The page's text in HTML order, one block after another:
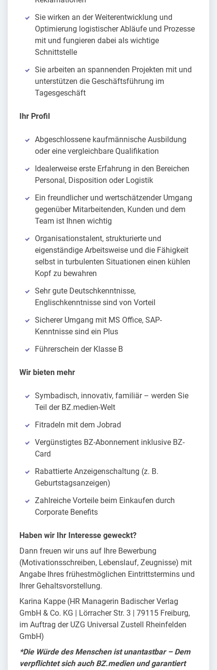
Sie wirken an der Weiterentwicklung und
Optimierung logistischer Abläufe und Prozesse
mit und fungieren dabei als wichtige
Schnittstelle
Sie arbeiten an spannenden Projekten mit und
unterstützen die Geschäftsführung im
Tagesgeschäft
Ihr Profil
Abgeschlossene kaufmännische Ausbildung
oder eine vergleichbare Qualifikation
Idealerweise erste Erfahrung in den Bereichen
Personal, Disposition oder Logistik
Ein freundlicher und wertschätzender Umgang
gegenüber Mitarbeitenden, Kunden und dem
Team ist Ihnen wichtig
Organisationstalent, strukturierte und
eigenständige Arbeitsweise und die Fähigkeit
selbst in turbulenten Situationen einen kühlen
Kopf zu bewahren
Sehr gute Deutschkenntnisse,
Englischkenntnisse sind von Vorteil
Sicherer Umgang mit MS Office, SAP-
Kenntnisse sind ein Plus
Führerschein der Klasse B
Wir bieten mehr
Symbadisch, innovativ, familiär – werden Sie
Teil der BZ.medien-Welt
Fitradeln mit dem Jobrad
Vergünstigtes BZ-Abonnement inklusive BZ-
Card
Rabattierte Anzeigenschaltung (z. B.
Geburtstagsanzeigen)
Zahlreiche Vorteile beim Einkaufen durch
Corporate Benefits
Haben wir Ihr Interesse geweckt?
Dann freuen wir uns auf Ihre Bewerbung
(Motivationsschreiben, Lebenslauf, Zeugnisse) mit
Angabe Ihres frühestmöglichen Eintrittstermins und
Ihrer Gehaltsvorstellung.
Karina Kappe (HR Managerin Badischer Verlag
GmbH & Co. KG | Lörracher Str. 3 | 79115 Freiburg,
im Auftrag der UZG Universal Zustell Rheinfelden
GmbH)
*Die Würde des Menschen ist unantastbar – Dem
verpflichtet sich auch BZ.medien und garantiert